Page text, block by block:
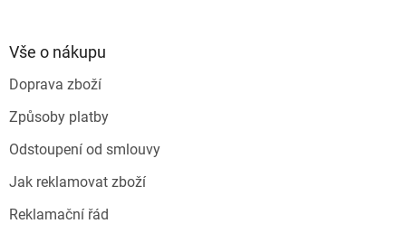
Vše o nákupu
Doprava zboží
Způsoby platby
Odstoupení od smlouvy
Jak reklamovat zboží
Reklamační řád